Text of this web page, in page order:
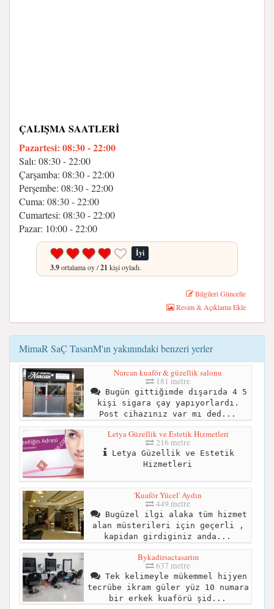
ÇALIŞMA SAATLERI
Pazartesi: 08:30 - 22:00
Salı: 08:30 - 22:00
Çarşamba: 08:30 - 22:00
Perşembe: 08:30 - 22:00
Cuma: 08:30 - 22:00
Cumartesi: 08:30 - 22:00
Pazar: 10:00 - 22:00
İyi
3.9ortalama oy /21 kişi oyladı.
Bilgileri Güncelle
Resim & Açıklama Ekle
MimaR SaÇ TasarıM'ın yakınındaki benzeri yerler
Nurcan kuaför & güzellik salonu
181 metre
Bugün gittiğimde dışarıda 4 5
kişi sigara çay yapıyorlardı.
Post cihazınız var mı ded...
Letya Güzellik ve Estetik Hizmetleri
216 metre
Letya Güzellik ve Estetik
Hizmetleri
'Kuaför Yücel' Aydın
449 metre
Bugüzel ilgi alaka tüm hizmet
alan müsterileri için geçerli ,
kapidan girdiginiz anda...
Bykadirsactasarim
637 metre
Tek kelimeyle mükemmel hijyen
tecrübe ikram güler yüz 10 numara
bir erkek kuaförü şid...